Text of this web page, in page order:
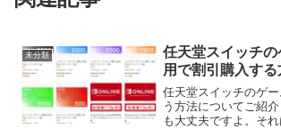
未分類
任天堂スイッチ
用で割引購入する
任天堂スイッチのゲ
う方法についてご紹
も大丈夫ですよ。それ